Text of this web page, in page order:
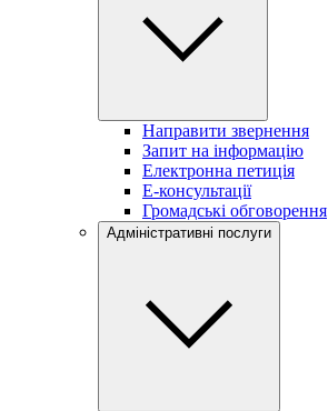
Направити звернення
Запит на інформацію
Електронна петиція
Е-консультації
Громадські обговорення
Адміністративні послуги